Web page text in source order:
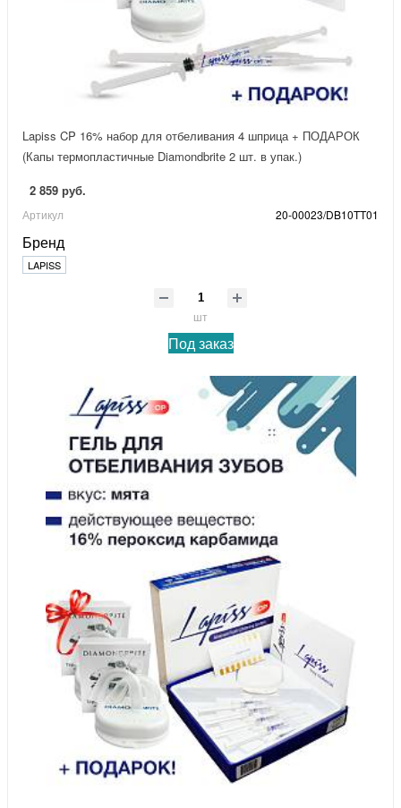
Lapiss CP 16% набор для отбеливания 4 шприца + ПОДАРОК
(Капы термопластичные Diamondbrite 2 шт. в упак.)
2 859 руб.
Артикул 20-00023/DB10TT01
Бренд
LAPISS
шт
Под заказ